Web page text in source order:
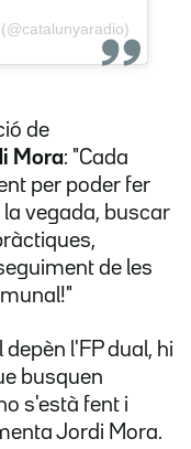
de
Mora: "Cada
per poder fer
vegada, buscar
de les
l'FP dual, hi
busquen
s'està fent i
Jordi Mora.